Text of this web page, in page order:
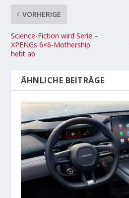
VORHERIGE
Science-Fiction wird Serie –
XPENGs 6×6-Mothership
hebt ab
ÄHNLICHE BEITRÄGE